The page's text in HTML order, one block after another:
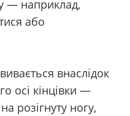
— наприклад,
або
внаслідок
осі кінцівки —
розігнуту ногу,